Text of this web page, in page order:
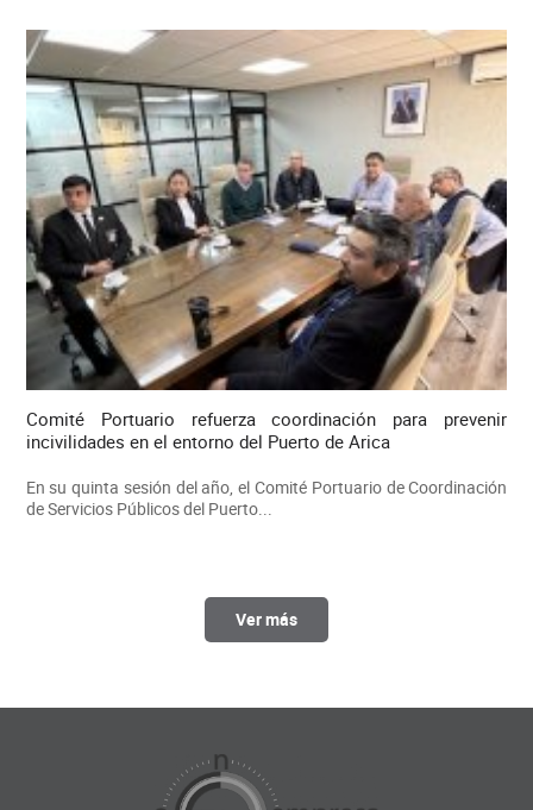
Comité Portuario refuerza coordinación para prevenir
incivilidades en el entorno del Puerto de Arica
En su quinta sesión del año, el Comité Portuario de Coordinación
de Servicios Públicos del Puerto...
Ver más